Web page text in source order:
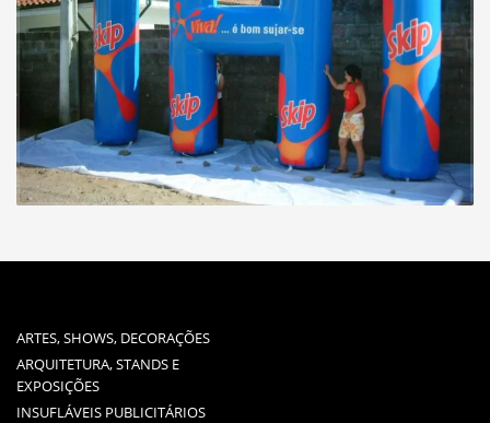
ARTES, SHOWS, DECORAÇÕES
ARQUITETURA, STANDS E
EXPOSIÇÕES
INSUFLÁVEIS PUBLICITÁRIOS